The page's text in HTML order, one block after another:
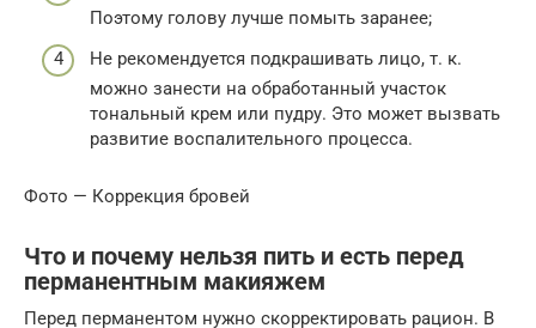
Поэтому голову лучше помыть заранее;
Не рекомендуется подкрашивать лицо, т. к.
можно занести на обработанный участок
тональный крем или пудру. Это может вызвать
развитие воспалительного процесса.
Фото — Коррекция бровей
Что и почему нельзя пить и есть перед
перманентным макияжем
Перед перманентом нужно скорректировать рацион. В